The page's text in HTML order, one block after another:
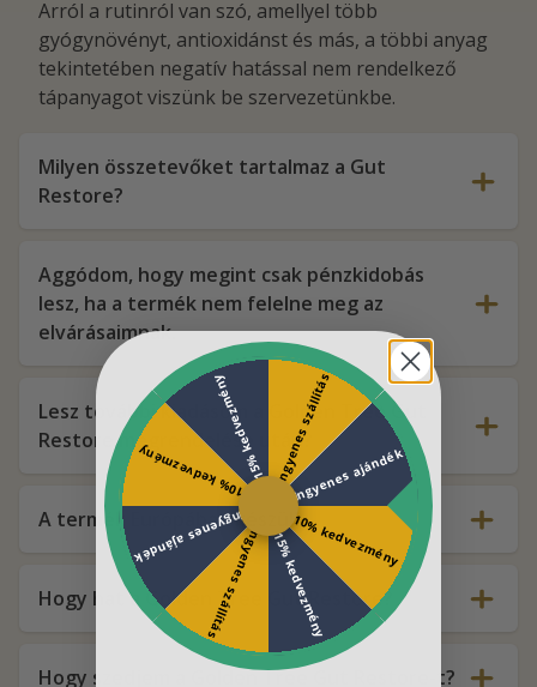
Arról a rutinról van szó, amellyel több
gyógynövényt, antioxidánst és más, a többi anyag
tekintetében negatív hatással nem rendelkező
tápanyagot viszünk be szervezetünkbe.
Milyen összetevőket tartalmaz a Gut
Restore?
Aggódom, hogy megint csak pénzkidobás
lesz, ha a termék nem felelne meg az
elvárásaimnak.
Lesz további kiadásom a Golden Tree Gut
Restore megrendelése után?
A termék Európában készül?
Hogy hat a Golden Tree Gut Restore?
Hogy szedjem a Golden Tree Gut Restore-t?
Ingyenes szállítás
Ingyenes ajándék
10% kedvezmény
15% kedvezmény
Ingyenes szállítás
Ingyenes ajándék
10% kedvezmény
15% kedvezmény